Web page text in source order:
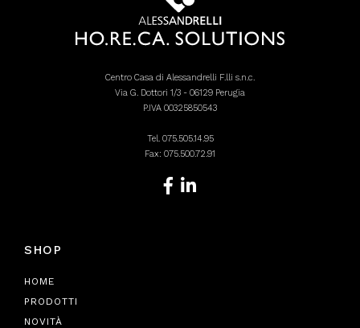
Centro Casa di Alessandrelli F.lli s.n.c.
Via G. Dottori 1/3 - 06129 Perugia
P.IVA 00325850543
Tel. 075.505.14.95
Fax: 075.500.72.91
SHOP
HOME
PRODOTTI
NOVITÀ